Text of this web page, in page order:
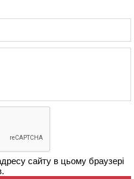
сайту в цьому браузері